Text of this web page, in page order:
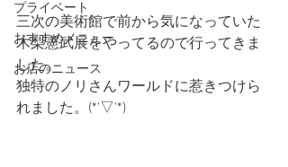
プライベート
おすすめメニュー
お店のニュース
三次の美術館で前から気になっていた
木梨憲武展をやってるので行ってきま
した。
独特のノリさんワールドに惹きつけら
れました。(*'▽'*)